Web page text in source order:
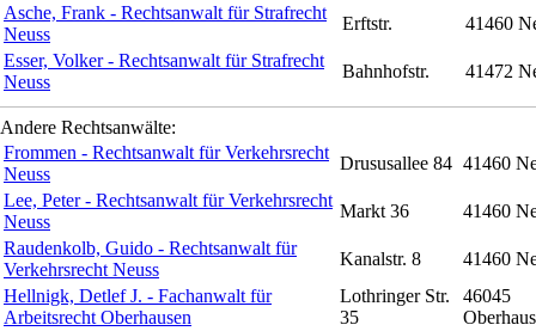
Asche, Frank - Rechtsanwalt für Strafrecht
Neuss
Erftstr.
41460
Esser, Volker - Rechtsanwalt für Strafrecht
Neuss
Bahnhofstr. 41472
Andere Rechtsanwälte:
Frommen - Rechtsanwalt für Verkehrsrecht
Neuss
Drususallee 84 41460
Lee, Peter - Rechtsanwalt für Verkehrsrecht
Neuss
Markt 36
41460
Raudenkolb, Guido - Rechtsanwalt für
Verkehrsrecht Neuss
Kanalstr. 8
41460
Hellnigk, Detlef J. - Fachanwalt für
Arbeitsrecht Oberhausen
Lothringer Str.
35
46045